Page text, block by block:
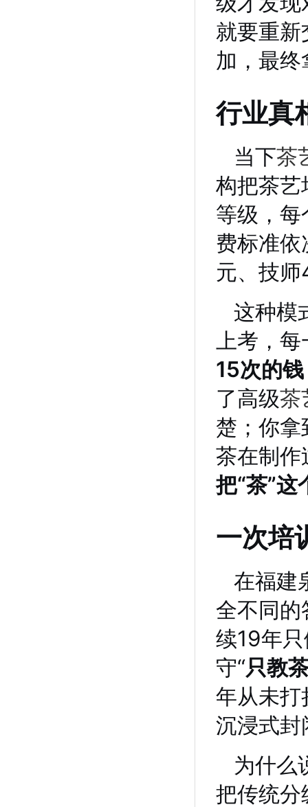
就要重新
加，最
行业真
当下茶
构把茶艺
等级，
费标准
元、技
这种模
上考，每
15次的
了高级茶
楚；你
茶在制作
把“茶”
一次培
在福建
全不同
续19年
守“只教
年从未打
沉浸式封
为什么
把传统分